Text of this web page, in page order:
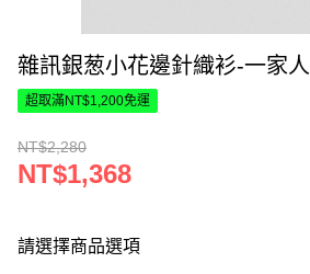
雜訊銀葱小花邊針織衫-一家
超取滿NT$1,200免運
NT$2,280
NT$1,368
請選擇商品選項